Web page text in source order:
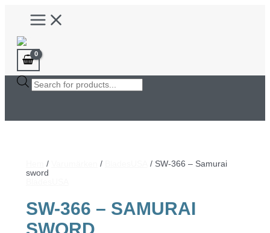
innehåll
Main
Menu
Products
search
/ /
/ SW-366 – Samurai
sword
SW-366 – SAMURAI